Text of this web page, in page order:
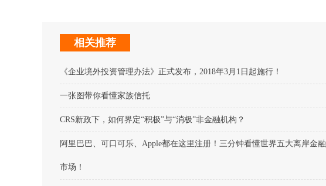
相关推荐
《企业境外投资管理办法》正式发布，2018年3月1日起施行！
一张图带你看懂家族信托
CRS新政下，如何界定“积极”与“消极”非金融机构？
阿里巴巴、可口可乐、Apple都在这里注册！三分钟看懂世界五大离岸金融
市场！